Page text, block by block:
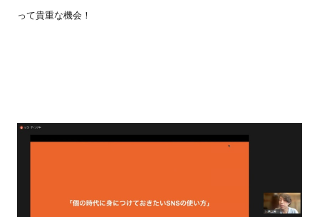
って貴重な機会！